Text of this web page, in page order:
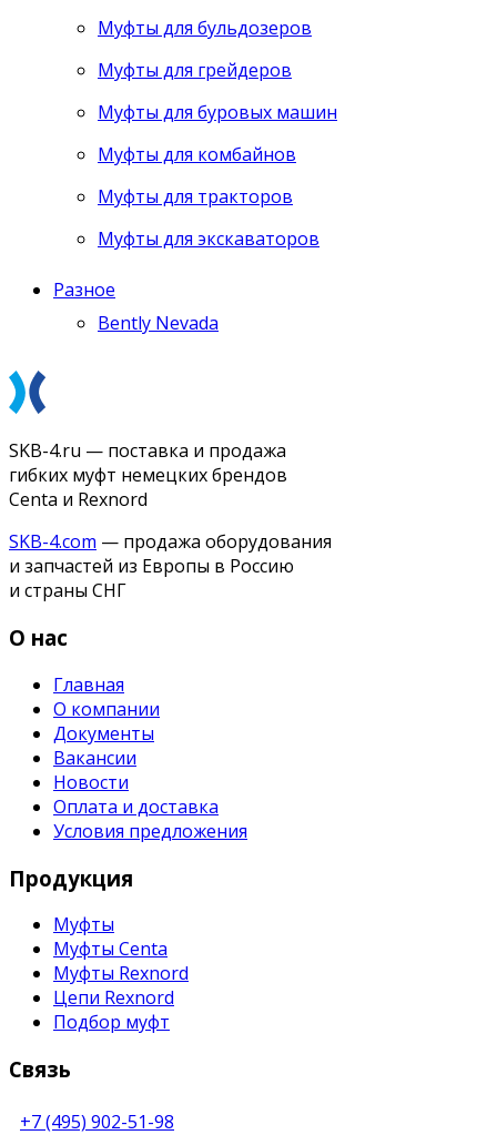
Муфты для бульдозеров
Муфты для грейдеров
Муфты для буровых машин
Муфты для комбайнов
Муфты для тракторов
Муфты для экскаваторов
Разное
Bently Nevada
SKB-4.ru — поставка и продажа
гибких муфт немецких брендов
Centa и Rexnord
SKB-4.com — продажа оборудования
и запчастей из Европы в Россию
и страны СНГ
О нас
Главная
О компании
Документы
Вакансии
Новости
Оплата и доставка
Условия предложения
Продукция
Муфты
Муфты Centa
Муфты Rexnord
Цепи Rexnord
Подбор муфт
Связь
+7 (495) 902-51-98